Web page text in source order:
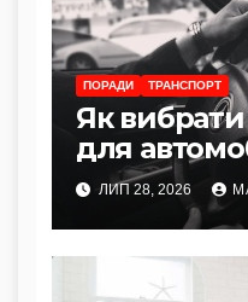
ПОРАДИ ТРАНСПОРТ
Як
для
ЛИП 28, 2026